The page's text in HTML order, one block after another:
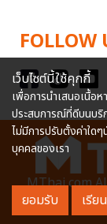
FOLLOW
MThai.com
อิ
เว็บไซต์นี้ใช้คุกกี้
เพื่อการนำเสนอเนื้อ
ประสบการณ์ที่ดีบนบริ
ไม่มีการปรับตั้งค่าใด
บุคคลของเรา
ยอมรับ เรีย